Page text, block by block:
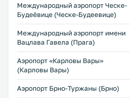
Международный аэропорт Ческе-
Будеёвице (Ческе-Будеевице)
Международный аэропорт имени
Вацлава Гавела (Прага)
Аэропорт «Карловы Вары»
(Карловы Вары)
Аэропорт Брно-Туржаны (Брно)